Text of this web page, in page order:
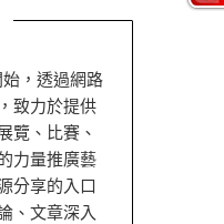
始，透過網路
致力於提供
覽、比賽、
力量推廣藝
分享的入口
、文章深入